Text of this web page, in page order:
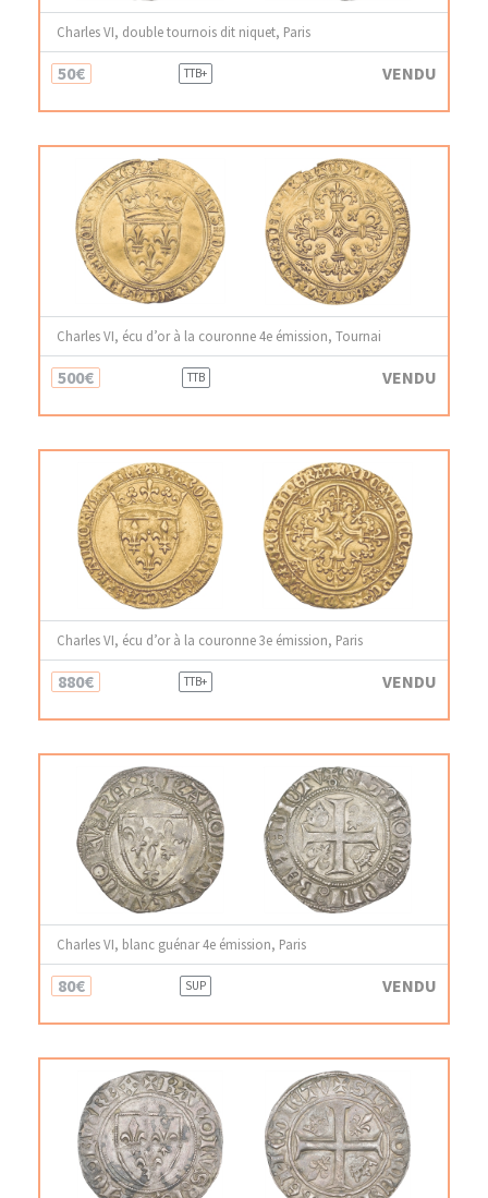
Charles VI, double tournois dit niquet, Paris
50€ TTB+ VENDU
Charles VI, écu d’or à la couronne 4e émission, Tournai
500€ TTB VENDU
Charles VI, écu d’or à la couronne 3e émission, Paris
880€ TTB+ VENDU
Charles VI, blanc guénar 4e émission, Paris
80€ SUP VENDU